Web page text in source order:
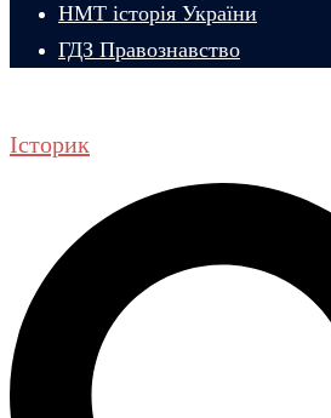
НМТ історія України
ГДЗ Правознавство
Історик